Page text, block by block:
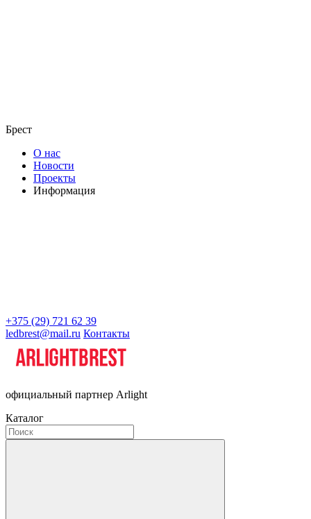
Брест
О нас
Новости
Проекты
Информация
+375 (29) 721 62 39
ledbrest@mail.ru Контакты
официальный партнер Arlight
Каталог